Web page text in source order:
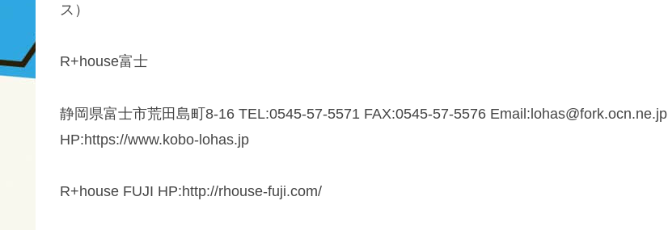
ス）
R+house富士
静岡県富士市荒田島町8-16 TEL:0545-57-5571 FAX:0545-57-5576 Email:lohas@fork.ocn.ne.jp
HP:https://www.kobo-lohas.jp
R+house FUJI HP:http://rhouse-fuji.com/